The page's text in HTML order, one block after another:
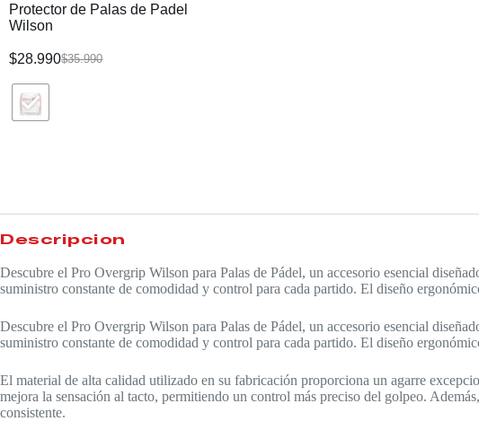
Protector de Palas de Padel
Wilson
$35.990
$28.990
Descripción
Descubre el Pro Overgrip Wilson para Palas de Pádel, un accesorio esencial
suministro constante de comodidad y control para cada partido. El diseño
Descubre el Pro Overgrip Wilson para Palas de Pádel, un accesorio esencial
suministro constante de comodidad y control para cada partido. El diseño
El material de alta calidad utilizado en su fabricación proporciona un agarre
mejora la sensación al tacto, permitiendo un control más preciso del golpeo.
consistente.